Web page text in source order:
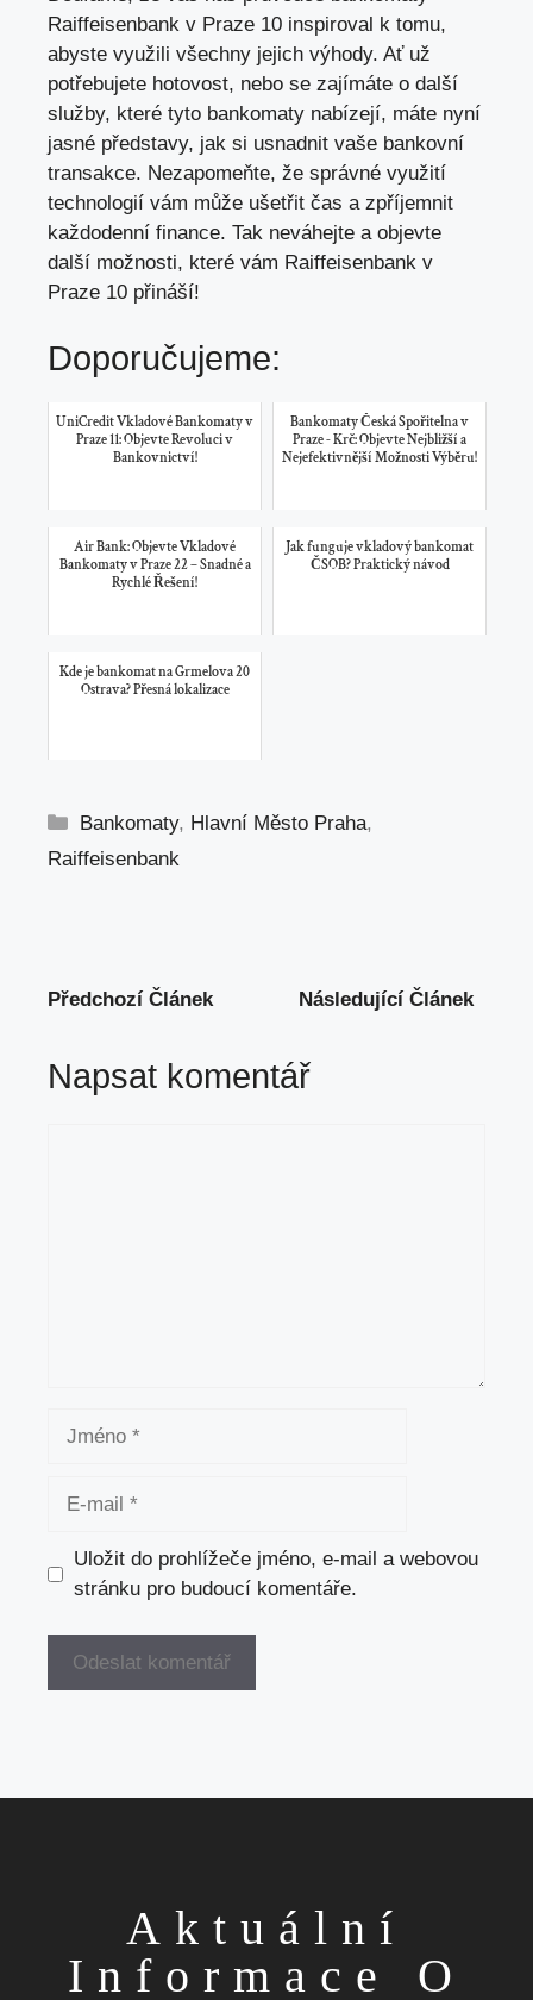
Raiffeisenbank v Praze 10 inspiroval k tomu,
abyste využili všechny jejich výhody. Ať už
potřebujete hotovost, nebo se zajímáte o další
služby, které tyto bankomaty nabízejí, máte nyní
jasné představy, jak si usnadnit vaše bankovní
transakce. Nezapomeňte, že správné využití
technologií vám může ušetřit čas a zpříjemnit
každodenní finance. Tak neváhejte a objevte
další možnosti, které vám Raiffeisenbank v
Praze 10 přináší!
Doporučujeme:
UniCredit Vkladové Bankomaty v
Praze 11: Objevte Revoluci v
Bankovnictví!
Bankomaty Česká Spořitelna v
Praze - Krč: Objevte Nejbližší a
Nejefektivnější Možnosti Výběru!
Air Bank: Objevte Vkladové
Bankomaty v Praze 22 – Snadné a
Rychlé Řešení!
Jak funguje vkladový bankomat
ČSOB? Praktický návod
Kde je bankomat na Grmelova 20
Ostrava? Přesná lokalizace
Rubriky
Bankomaty, Hlavní Město Praha,
Raiffeisenbank
Předchozí Článek Následující Článek
Napsat komentář
Jméno
Uložit do prohlížeče jméno, e-mail a webovou
stránku pro budoucí komentáře.
Aktuální
Informace O